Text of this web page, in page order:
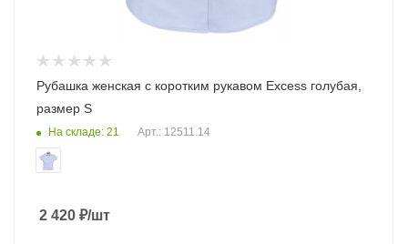
Рубашка женская с коротким рукавом Excess голубая,
размер S
На складе: 21 Арт.: 12511.14
2 420 ₽/шт